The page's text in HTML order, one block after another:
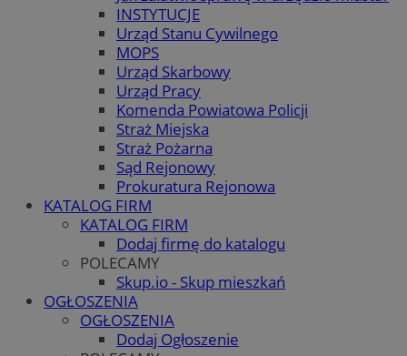
INSTYTUCJE
Urząd Stanu Cywilnego
MOPS
Urząd Skarbowy
Urząd Pracy
Komenda Powiatowa Policji
Straż Miejska
Straż Pożarna
Sąd Rejonowy
Prokuratura Rejonowa
KATALOG FIRM
KATALOG FIRM
Dodaj firmę do katalogu
POLECAMY
Skup.io - Skup mieszkań
OGŁOSZENIA
OGŁOSZENIA
Dodaj Ogłoszenie